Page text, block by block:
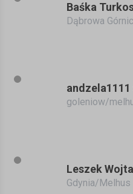
Baśka
Dąbrowa
andzela1111
goleniow/
Leszek
Gdynia/Melhus